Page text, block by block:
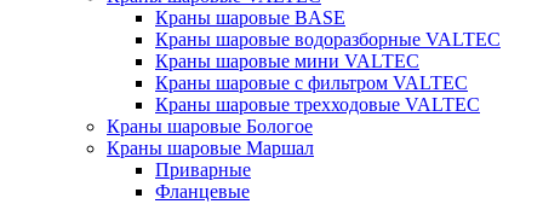
Краны шаровые BASE
Краны шаровые водоразборные VALTEC
Краны шаровые мини VALTEC
Краны шаровые с фильтром VALTEC
Краны шаровые трехходовые VALTEC
Краны шаровые Бологое
Краны шаровые Маршал
Приварные
Фланцевые